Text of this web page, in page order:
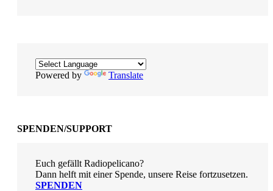
Powered by Translate
SPENDEN/SUPPORT
Euch gefällt Radiopelicano?
Dann helft mit einer Spende, unsere Reise fortzusetzen.
SPENDEN